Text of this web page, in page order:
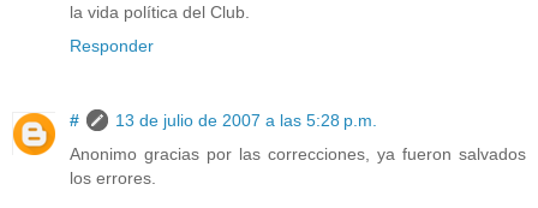
la vida política del Club.
Responder
#
13 de julio de 2007 a las 5:28 p.m.
Anonimo gracias por las correcciones, ya fueron salvados
los errores.